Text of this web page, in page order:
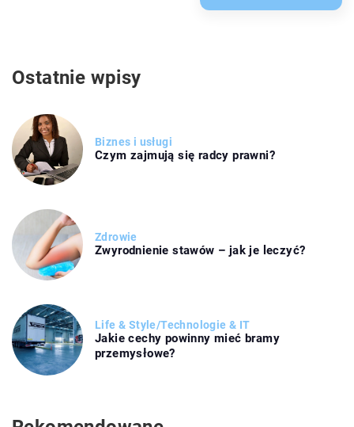
Ostatnie wpisy
Biznes i usługi
Czym zajmują się radcy prawni?
Zdrowie
Zwyrodnienie stawów – jak je leczyć?
Life & Style/Technologie & IT
Jakie cechy powinny mieć bramy
przemysłowe?